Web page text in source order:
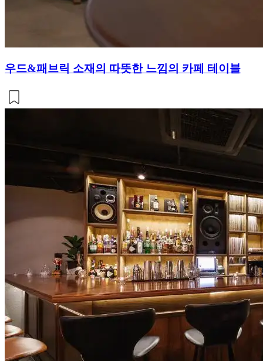
우드&패브릭 소재의 따뜻한 느낌의 카페 테이블